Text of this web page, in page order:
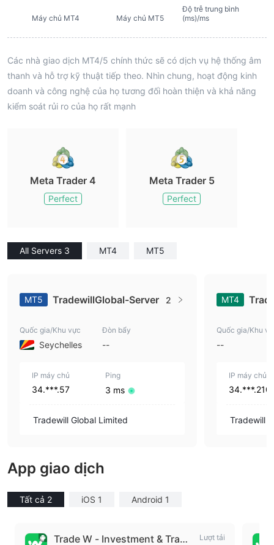
Máy chủ MT4 Máy chủ MT5
Độ trễ trung bình
(ms)/ms
Các nhà giao dịch MT4/5 chính thức sẽ có dịch vụ hệ thống âm
thanh và hỗ trợ kỹ thuật tiếp theo. Nhìn chung, hoạt động kinh
doanh và công nghệ của họ tương đối hoàn thiện và khả năng
kiểm soát rủi ro của họ rất mạnh
Meta Trader 4
Perfect
Meta Trader 5
Perfect
All Servers 3 MT4 MT5
MT5 TradewillGlobal-Server 2
Quốc gia/Khu vực
Seychelles
Đòn bẩy
--
IP máy chủ
34.***.57
Ping
3 ms
Tradewill Global Limited
MT4
Quốc gia/Khu
--
IP máy chủ
34.***.210
Tradewill
App giao dịch
Tất cả 2 iOS 1 Android 1
Trade W - Investment & Tradi
Lượt tải